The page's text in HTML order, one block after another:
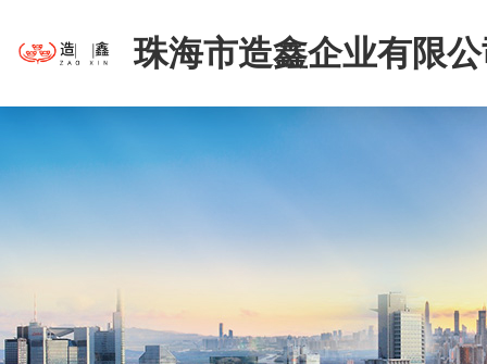
珠海市造鑫企业有限